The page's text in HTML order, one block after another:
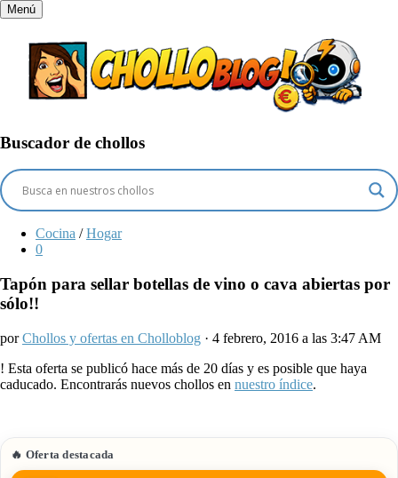
Menú
Buscador de chollos
Cocina / Hogar
0
Tapón para sellar botellas de vino o cava abiertas por
sólo!!
porChollos y ofertas en Cholloblog · 4 febrero, 2016 a las 3:47 AM
! Esta oferta se publicó hace más de 20 días y es posible que haya
caducado. Encontrarás nuevos chollos en nuestro índice.
🔥 Oferta destacada